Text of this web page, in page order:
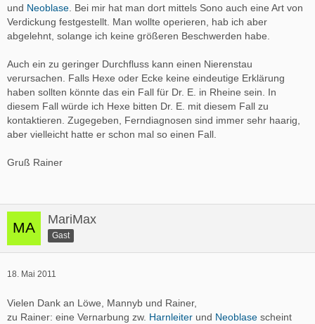
und Neoblase . Bei mir hat man dort mittels Sono auch eine Art von
Verdickung festgestellt. Man wollte operieren, hab ich aber
abgelehnt, solange ich keine größeren Beschwerden habe.
Auch ein zu geringer Durchfluss kann einen Nierenstau
verursachen. Falls Hexe oder Ecke keine eindeutige Erklärung
haben sollten könnte das ein Fall für Dr. E. in Rheine sein. In
diesem Fall würde ich Hexe bitten Dr. E. mit diesem Fall zu
kontaktieren. Zugegeben, Ferndiagnosen sind immer sehr haarig,
aber vielleicht hatte er schon mal so einen Fall.
Gruß Rainer
MariMax
Gast
18. Mai 2011
Vielen Dank an Löwe, Mannyb und Rainer,
zu Rainer: eine Vernarbung zw. Harnleiter und Neoblase scheint